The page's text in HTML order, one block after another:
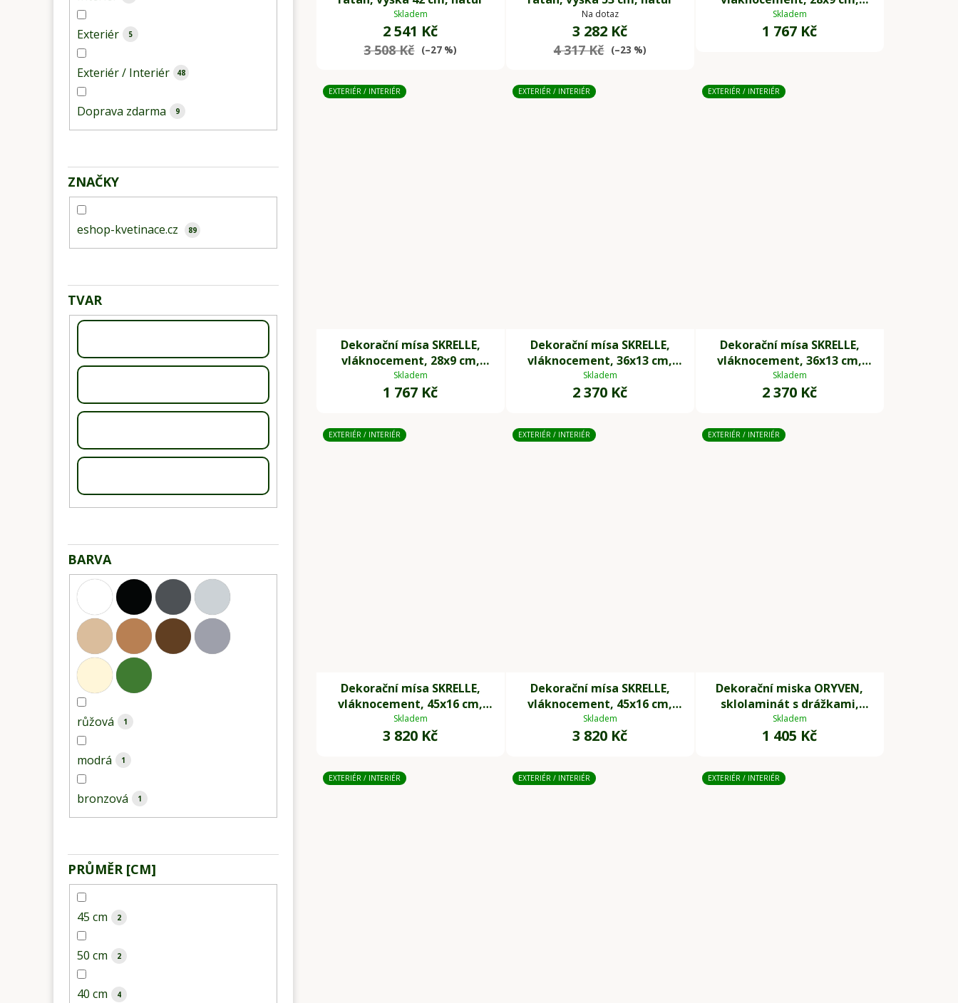
Exteriér 5
Exteriér / Interiér 48
Doprava zdarma 9
ZNAČKY
eshop-kvetinace.cz 89
TVAR
BARVA
růžová 1
modrá 1
bronzová 1
PRŮMĚR [CM]
45 cm 2
50 cm 2
40 cm 4
Skladem
2 541 Kč
3 508 Kč (–27 %)
Na dotaz
3 282 Kč
4 317 Kč (–23 %)
antracit
Skladem
1 767 Kč
EXTERIÉR / INTERIÉR
Dekorační mísa SKRELLE,
vláknocement, 28x9 cm,
béžová
Skladem
1 767 Kč
EXTERIÉR / INTERIÉR
Dekorační mísa SKRELLE,
vláknocement, 36x13 cm,
antracit
Skladem
2 370 Kč
EXTERIÉR / INTERIÉR
Dekorační mísa SKRELLE,
vláknocement, 36x13 cm,
béžová
Skladem
2 370 Kč
EXTERIÉR / INTERIÉR
Dekorační mísa SKRELLE,
vláknocement, 45x16 cm,
antracit
Skladem
3 820 Kč
EXTERIÉR / INTERIÉR
Dekorační mísa SKRELLE,
vláknocement, 45x16 cm,
béžová
Skladem
3 820 Kč
EXTERIÉR / INTERIÉR
Dekorační miska ORYVEN,
sklolaminát s drážkami,
průměr 30 cm, antracit
Skladem
1 405 Kč
EXTERIÉR / INTERIÉR EXTERIÉR / INTERIÉR EXTERIÉR / INTERIÉR